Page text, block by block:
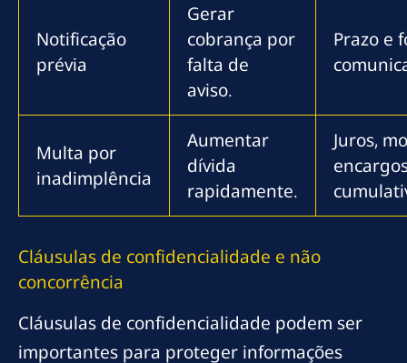
Notificação
prévia
Gerar
cobrança por
falta de
aviso.
Prazo e
Multa por
inadimplência
Aumentar
dívida
rapidamente.
Juros,
Cláusulas de confidencialidade e não
concorrência
Cláusulas de confidencialidade podem ser
importantes para proteger informações